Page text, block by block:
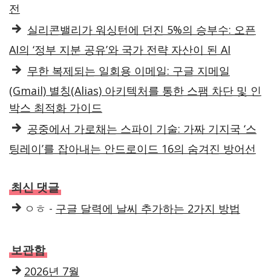
전
실리콘밸리가 워싱턴에 던진 5%의 승부수: 오픈
AI의 ‘정부 지분 공유’와 국가 전략 자산이 된 AI
무한 복제되는 일회용 이메일: 구글 지메일
(Gmail) 별칭(Alias) 아키텍처를 통한 스팸 차단 및 인
박스 최적화 가이드
공중에서 가로채는 스파이 기술: 가짜 기지국 ‘스
팅레이’를 잡아내는 안드로이드 16의 숨겨진 방어선
최신 댓글
ㅇㅎ - 구글 달력에 날씨 추가하는 2가지 방법
보관함
2026년 7월